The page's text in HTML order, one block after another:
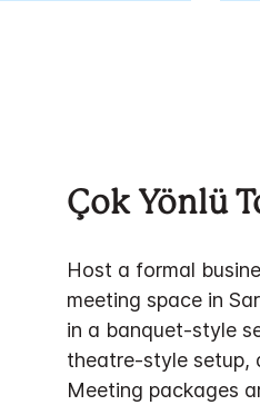
Çok Yönlü
Host a formal
meeting space in
in a banquet-style
theatre-style setup,
Meeting packages